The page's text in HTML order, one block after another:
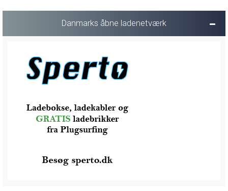
Danmarks åbne ladenetværk